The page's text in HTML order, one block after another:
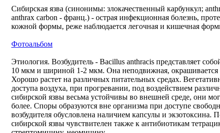
Сибирская язва (синонимы: злокачественный карбункул;
anthrax carbon - франц.) - острая инфекционная болезнь,
кожной формы, реже наблюдается легочная и кишечная
Фотоальбом
Этиология. Возбудитель - Bacillus anthracis представляет
10 мкм и шириной 1-2 мкм. Она неподвижная, окрашивается
Хорошо растет на различных питательных средах.
доступа воздуха, при прогревании, под воздействием
сибирской язвы весьма устойчивы во внешней среде, они
более. Споры образуются вне организма при доступе
возбудителя обусловлена наличием капсулы и экзотоксина.
сибирской язвы чувствителен также к антибиотикам